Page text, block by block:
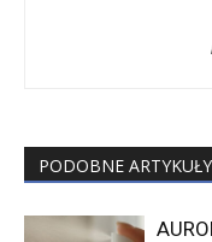
PODOBNE ARTYKUŁY